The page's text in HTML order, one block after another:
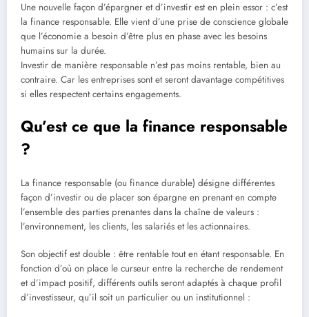
Une nouvelle façon d’épargner et d’investir est en plein essor : c’est
la finance responsable. Elle vient d’une prise de conscience globale
que l’économie a besoin d’être plus en phase avec les besoins
humains sur la durée.
Investir de manière responsable n’est pas moins rentable, bien au
contraire. Car les entreprises sont et seront davantage compétitives
si elles respectent certains engagements.
Qu’est ce que la finance responsable
?
La finance responsable (ou finance durable) désigne différentes
façon d’investir ou de placer son épargne en prenant en compte
l’ensemble des parties prenantes dans la chaîne de valeurs :
l’environnement, les clients, les salariés et les actionnaires.
Son objectif est double : être rentable tout en étant responsable. En
fonction d’où on place le curseur entre la recherche de rendement
et d’impact positif, différents outils seront adaptés à chaque profil
d’investisseur, qu’il soit un particulier ou un institutionnel :